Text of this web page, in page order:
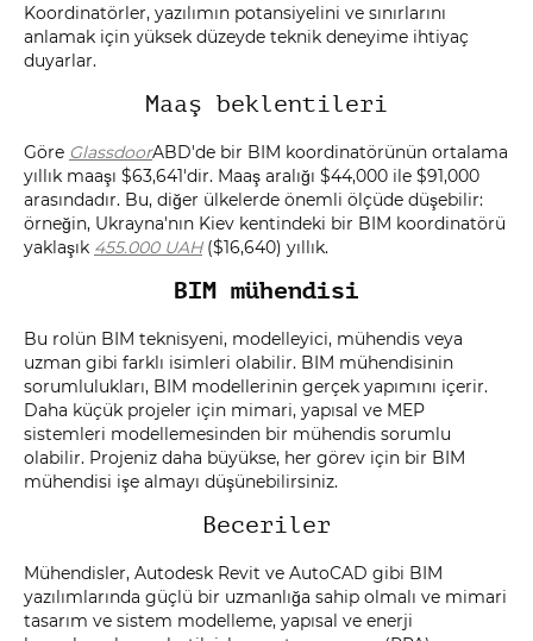
Koordinatörler, yazılımın potansiyelini ve sınırlarını
anlamak için yüksek düzeyde teknik deneyime ihtiyaç
duyarlar.
Maaş beklentileri
Göre GlassdoorABD'de bir BIM koordinatörünün ortalama
yıllık maaşı $63,641'dir. Maaş aralığı $44,000 ile $91,000
arasındadır. Bu, diğer ülkelerde önemli ölçüde düşebilir:
örneğin, Ukrayna'nın Kiev kentindeki bir BIM koordinatörü
yaklaşık 455.000 UAH($16,640) yıllık.
BIM mühendisi
Bu rolün BIM teknisyeni, modelleyici, mühendis veya
uzman gibi farklı isimleri olabilir. BIM mühendisinin
sorumlulukları, BIM modellerinin gerçek yapımını içerir.
Daha küçük projeler için mimari, yapısal ve MEP
sistemleri modellemesinden bir mühendis sorumlu
olabilir. Projeniz daha büyükse, her görev için bir BIM
mühendisi işe almayı düşünebilirsiniz.
Beceriler
Mühendisler, Autodesk Revit ve AutoCAD gibi BIM
yazılımlarında güçlü bir uzmanlığa sahip olmalı ve mimari
tasarım ve sistem modelleme, yapısal ve enerji